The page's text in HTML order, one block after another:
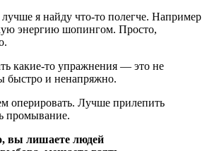
я найду что-то полегче. Например
энергию шопингом. Просто,
какие-то упражнения — это не
быстро и ненапряжно.
оперировать. Лучше прилепить
промывание.
вы лишаете людей